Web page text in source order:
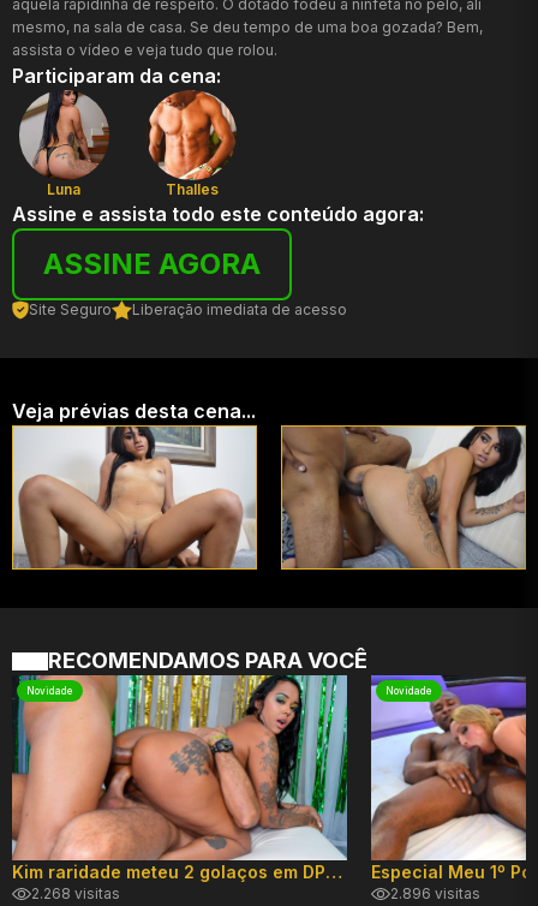
aquela rapidinha de respeito. O dotado fodeu a ninfeta no pelo, ali
mesmo, na sala de casa. Se deu tempo de uma boa gozada? Bem,
assista o vídeo e veja tudo que rolou.
Participaram da cena:
Luna Thalles
Assine e assista todo este conteúdo agora:
ASSINE AGORA
Site Seguro Liberação imediata de acesso
Veja prévias desta cena...
RECOMENDAMOS PARA VOCÊ
Novidade
Kim raridade meteu 2 golaços em DP hard!
2.268 visitas
Novidade
2.896 visitas